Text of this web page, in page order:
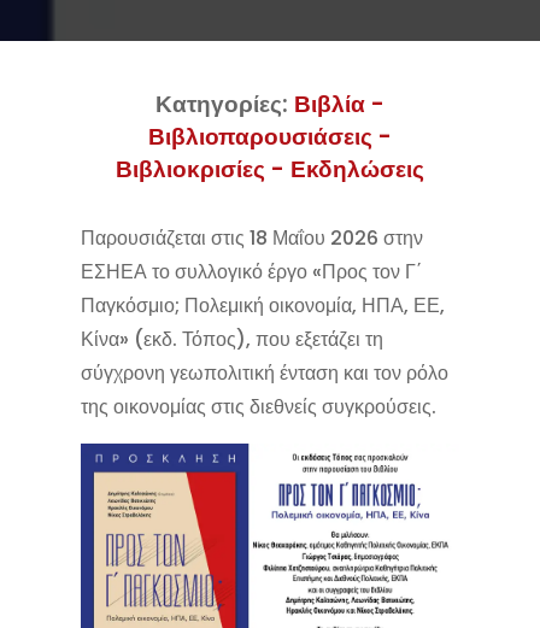
Κατηγορίες: Βιβλία -
Βιβλιοπαρουσιάσεις -
Βιβλιοκρισίες - Εκδηλώσεις
Παρουσιάζεται στις 18 Μαΐου 2026 στην
ΕΣΗΕΑ το συλλογικό έργο «Προς τον Γ΄
Παγκόσμιο; Πολεμική οικονομία, ΗΠΑ, ΕΕ,
Κίνα» (εκδ. Τόπος), που εξετάζει τη
σύγχρονη γεωπολιτική ένταση και τον ρόλο
της οικονομίας στις διεθνείς συγκρούσεις.